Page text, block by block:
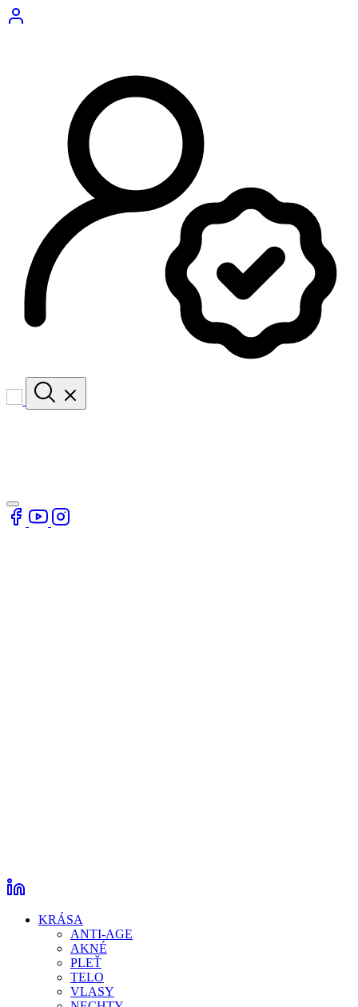
KRÁSA
ANTI-AGE
AKNÉ
PLEŤ
TELO
VLASY